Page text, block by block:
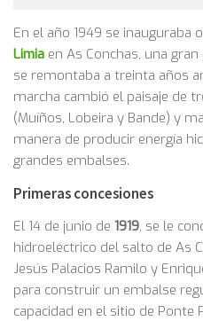
En el año 1949 se inauguraba
Limia en As Conchas, una
se remontaba a treinta años
marcha cambió el paisaje de
(Muíños, Lobeira y Bande) y
manera de producir energía
grandes embalses.
Primeras concesiones
El 14 de junio de 1919, se le
hidroeléctrico del salto de As
Jesús Palacios Ramilo y
para construir un embalse
capacidad en el sitio de Ponte